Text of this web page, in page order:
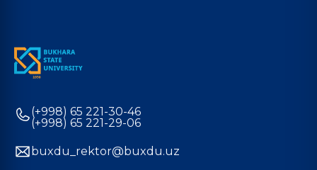
(+998) 65 221-30-46
(+998) 65 221-29-06
buxdu_rektor@buxdu.uz